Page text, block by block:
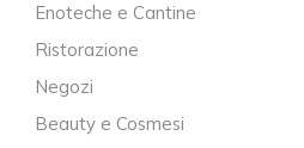
Enoteche e Cantine
Ristorazione
Negozi
Beauty e Cosmesi